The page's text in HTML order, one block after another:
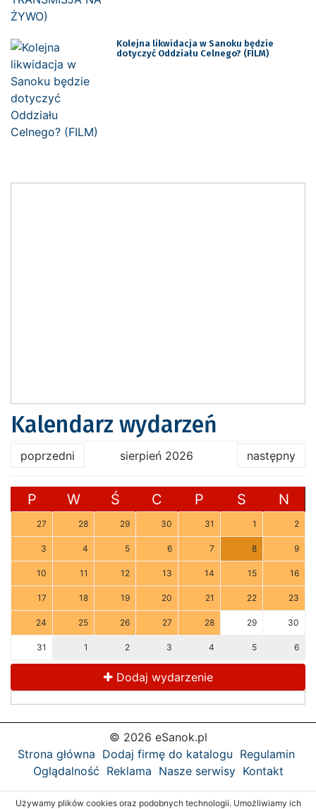
Kolejna likwidacja w Sanoku będzie
dotyczyć Oddziału Celnego? (FILM)
Kalendarz wydarzeń
poprzedni sierpień 2026 następny
P W Ś C P S N
27 28 29 30 31 1 2
3 4 5 6 7 8 9
10 11 12 13 14 15 16
17 18 19 20 21 22 23
24 25 26 27 28 29 30
31 1 2 3 4 5 6
Dodaj wydarzenie
© 2026 eSanok.pl
Strona główna Dodaj firmę do katalogu Regulamin
Oglądalność Reklama Nasze serwisy Kontakt
Używamy plików cookies oraz podobnych technologii. Umożliwiamy ich